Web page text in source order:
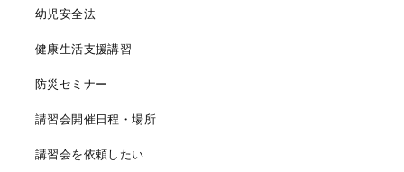
幼児安全法
健康生活支援講習
防災セミナー
講習会開催日程・場所
講習会を依頼したい